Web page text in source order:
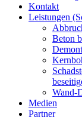
Kontakt
Leistungen
Beton
Wand-
Medien
Partner